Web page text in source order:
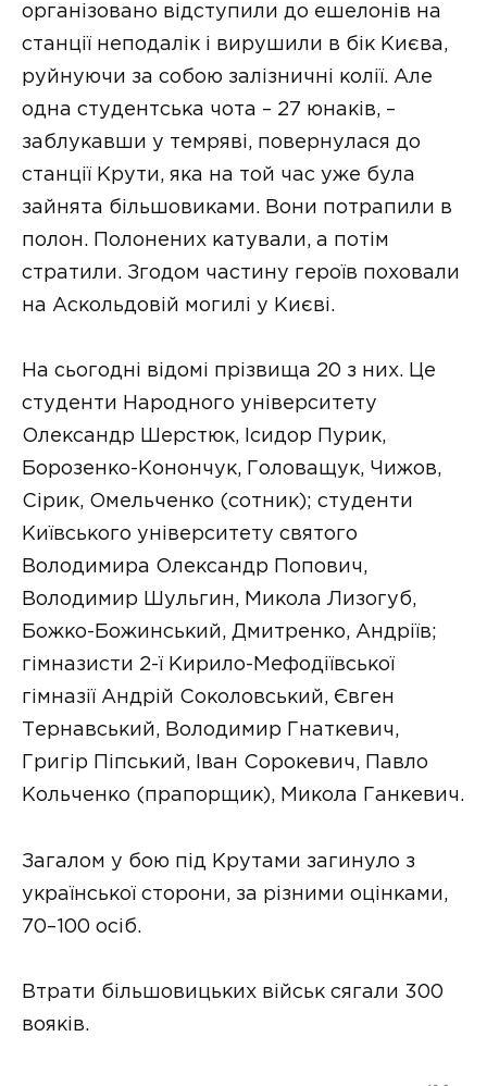
організовано відступили до ешелонів на
станції неподалік і вирушили в бік Києва,
руйнуючи за собою залізничні колії. Але
одна студентська чота – 27 юнаків, –
заблукавши у темряві, повернулася до
станції Крути, яка на той час уже була
зайнята більшовиками. Вони потрапили в
полон. Полонених катували, а потім
стратили. Згодом частину героїв поховали
на Аскольдовій могилі у Києві.
На сьогоднi вiдомi прiзвища 20 з них. Це
студенти Народного унiверситету
Олександр Шерстюк, Ісидор Пурик,
Борозенко-Конончук, Головащук, Чижов,
Сiрик, Омельченко (сотник); студенти
Київського унiверситету святого
Володимира Олександр Попович,
Володимир Шульгин, Микола Лизогуб,
Божко-Божинський, Дмитренко, Андрiїв;
гiмназисти 2-ї Кирило-Мефодiївської
гiмназiї Андрiй Соколовський, Євген
Тернавський, Володимир Гнаткевич,
Григiр Пiпський, Іван Сорокевич, Павло
Кольченко (прапорщик), Микола Ганкевич.
Загалом у бою під Крутами загинуло з
української сторони, за різними оцінками,
70–100 осіб.
Втрати бiльшовицьких вiйськ сягали 300
воякiв.